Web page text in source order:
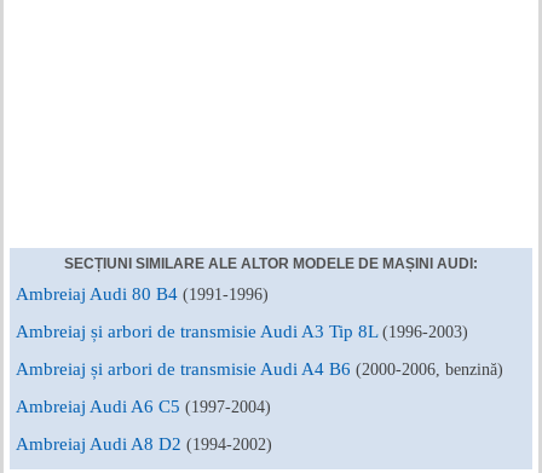
SECȚIUNI SIMILARE ALE ALTOR MODELE DE MAȘINI AUDI:
Ambreiaj Audi 80 B4 (1991-1996)
Ambreiaj și arbori de transmisie Audi A3 Tip 8L (1996-2003)
Ambreiaj și arbori de transmisie Audi A4 B6 (2000-2006, benzină)
Ambreiaj Audi A6 C5 (1997-2004)
Ambreiaj Audi A8 D2 (1994-2002)